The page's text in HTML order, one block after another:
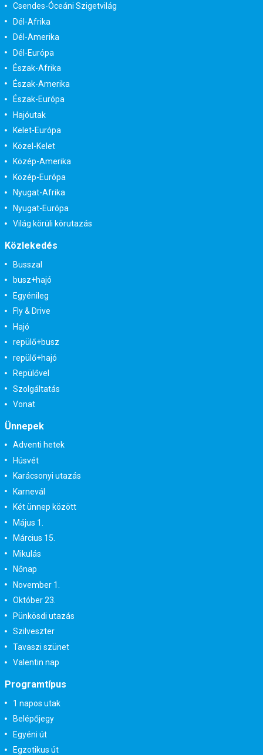
Csendes-Óceáni Szigetvilág
Dél-Afrika
Dél-Amerika
Dél-Európa
Észak-Afrika
Észak-Amerika
Észak-Európa
Hajóutak
Kelet-Európa
Közel-Kelet
Közép-Amerika
Közép-Európa
Nyugat-Afrika
Nyugat-Európa
Világ körüli körutazás
Közlekedés
Busszal
busz+hajó
Egyénileg
Fly & Drive
Hajó
repülő+busz
repülő+hajó
Repülővel
Szolgáltatás
Vonat
Ünnepek
Adventi hetek
Húsvét
Karácsonyi utazás
Karnevál
Két ünnep között
Május 1.
Március 15.
Mikulás
Nőnap
November 1.
Október 23.
Pünkösdi utazás
Szilveszter
Tavaszi szünet
Valentin nap
Programtípus
1 napos utak
Belépőjegy
Egyéni út
Egzotikus út